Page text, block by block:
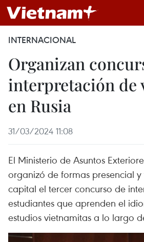
INTERNACIONAL
Organizan
interpretación de
en Rusia
31/03/2024 11:08
El Ministerio de Asuntos
organizó de formas presencial y
capital el tercer concurso de
estudiantes que aprenden el
estudios vietnamitas a lo largo